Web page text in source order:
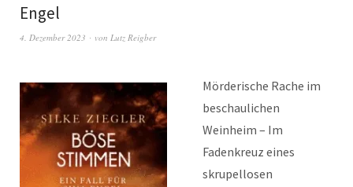
Engel
4. Dezember 2023 von Lutz Reigber
Mörderische Rache im
beschaulichen
Weinheim – Im
Fadenkreuz eines
skrupellosen